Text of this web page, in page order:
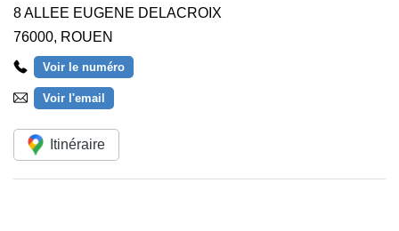
8 ALLEE EUGENE DELACROIX
76000, ROUEN
Voir le numéro
Voir l'email
Itinéraire